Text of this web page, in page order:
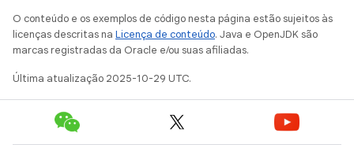
O conteúdo e os exemplos de código nesta página estão sujeitos às
licenças descritas na Licença de conteúdo. Java e OpenJDK são
marcas registradas da Oracle e/ou suas afiliadas.
Última atualização 2025-10-29 UTC.